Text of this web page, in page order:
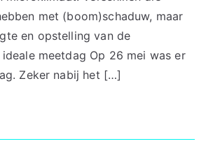
met (boom)schaduw, maar
en opstelling van de
meetdag Op 26 mei was er
Zeker nabij het […]